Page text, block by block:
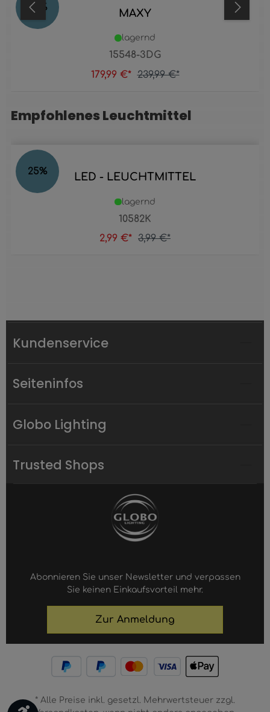
25 % MAXY
15548-3DG
lagernd
179,99 €* 239,99 €*
Produktgalerie überspringen
Empfohlenes Leuchtmittel
25% LED - LEUCHTMITTEL
10582K
lagernd
2,99 €* 3,99 €*
Kundenservice
Seiteninfos
Globo Lighting
Trusted Shops
Abonnieren Sie unser Newsletter und verpassen
Sie keinen Einkaufsvorteil mehr.
Zur Anmeldung
* Alle Preise inkl. gesetzl. Mehrwertsteuer zzgl.